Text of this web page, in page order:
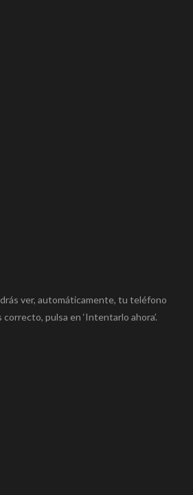
ver, automáticamente, tu teléfono
pulsa en ‘Intentarlo ahora’.